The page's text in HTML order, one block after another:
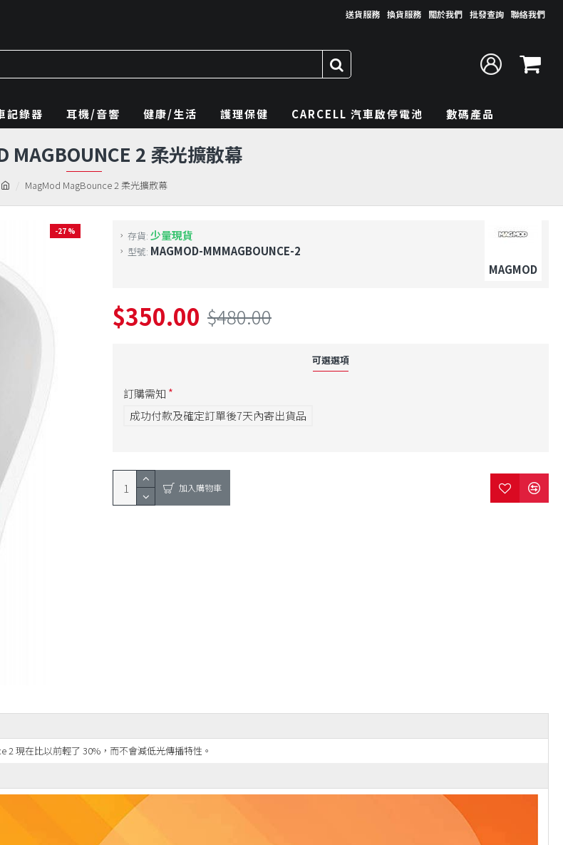
送貨服務 換貨服務 關於我們 批發查詢 聯絡我們
記錄器 耳機/音響 健康/生活 護理保健 CARCELL 汽車啟停電池 數碼產品
MagMod MagBounce 2 柔光擴散幕
MAGBOUNCE 2 柔光擴散幕
-27 % 存貨: 少量現貨
型號: MAGMOD-MMMAGBOUNCE-2
MAGMOD
$350.00 $480.00
可選選項
訂購需知
成功付款及確定訂單後7天內寄出貨品
加入購物車
現在比以前輕了 30%，而不會減低光傳播特性。